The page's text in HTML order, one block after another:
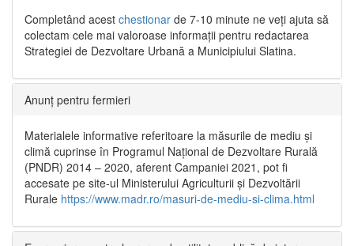
Completând acest chestionar de 7-10 minute ne veți ajuta să
colectam cele mai valoroase informații pentru redactarea
Strategiei de Dezvoltare Urbană a Municipiului Slatina.
Anunț pentru fermieri
Materialele informative referitoare la măsurile de mediu și
climă cuprinse în Programul Național de Dezvoltare Rurală
(PNDR) 2014 – 2020, aferent Campaniei 2021, pot fi
accesate pe site-ul Ministerului Agriculturii și Dezvoltării
Rurale https://www.madr.ro/masuri-de-mediu-si-clima.html